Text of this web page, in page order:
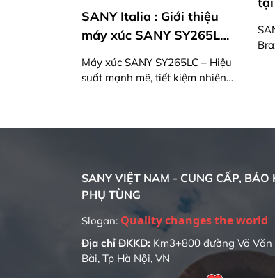
SY265LC – Hiệu
máy xúc & xe thương mại
đầu tiên
SANY xây dựng nhà máy tại
Brazil: Xuất xưởng máy xúc &
xe thương mại đầu tiên
SANY VIỆT NAM - CUNG CẤP, BẢO
PHỤ TÙNG
Slogan:
Địa chỉ ĐKKD: Km3+800 đường Võ Văn
Bài, Tp Hà Nội, VN